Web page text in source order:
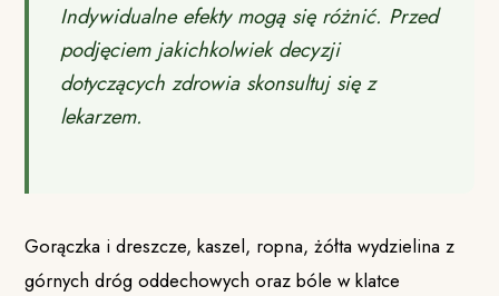
Indywidualne efekty mogą się różnić. Przed
podjęciem jakichkolwiek decyzji
dotyczących zdrowia skonsultuj się z
lekarzem.
Gorączka i dreszcze, kaszel, ropna, żółta wydzielina z
górnych dróg oddechowych oraz bóle w klatce